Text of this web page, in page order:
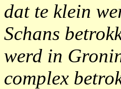
dat te klein
Schans
werd in
complex